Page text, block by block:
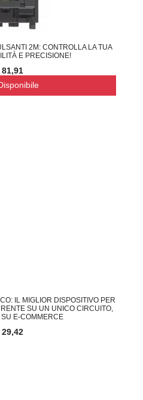
2M: CONTROLLA LA TUA
E PRECISIONE!
81,91
IL MIGLIOR DISPOSITIVO PER
SU UN UNICO CIRCUITO,
E-COMMERCE
29,42